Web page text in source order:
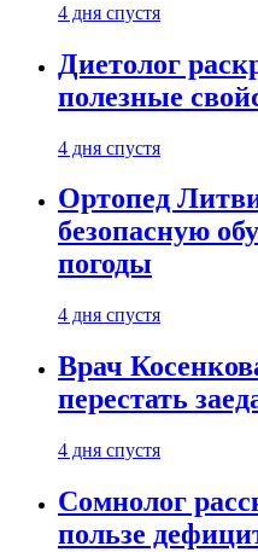
4 дня спустя
Диетолог
полезные
4 дня спустя
Ортопед
безопасную
погоды
4 дня спустя
Врач
перестать
4 дня спустя
Сомнолог
пользе